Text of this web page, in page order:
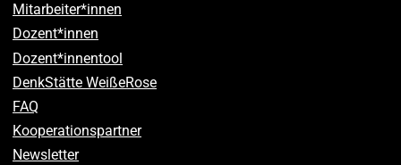
Mitarbeiter*innen
Dozent*innen
Dozent*innentool
DenkStätte WeißeRose
FAQ
Kooperationspartner
Newsletter